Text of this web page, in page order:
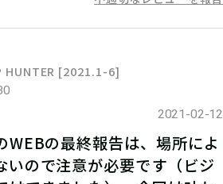
[2021.1-6]
2021-02-12
WEBの最終報告は、場所によ
いので注意が必要です（ビジ